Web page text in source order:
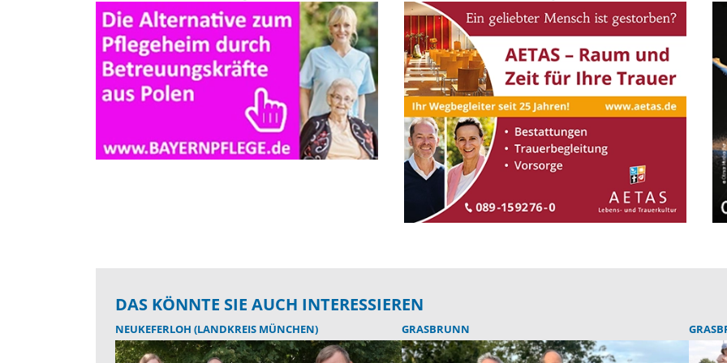
DAS KÖNNTE SIE AUCH INTERESSIEREN
NEUKEFERLOH (LANDKREIS MÜNCHEN) GRASBRUNN